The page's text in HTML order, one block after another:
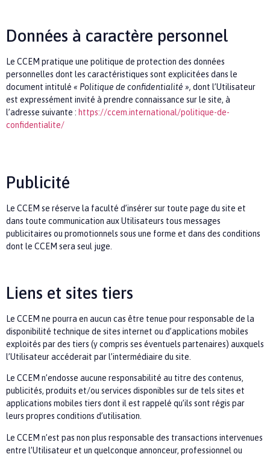
Données à caractère personnel
Le CCEM pratique une politique de protection des données
personnelles dont les caractéristiques sont explicitées dans le
document intitulé « Politique de confidentialité », dont l’Utilisateur
est expressément invité à prendre connaissance sur le site, à
l’adresse suivante : https://ccem.international/politique-de-
confidentialite/
Publicité
Le CCEM se réserve la faculté d’insérer sur toute page du site et
dans toute communication aux Utilisateurs tous messages
publicitaires ou promotionnels sous une forme et dans des conditions
dont le CCEM sera seul juge.
Liens et sites tiers
Le CCEM ne pourra en aucun cas être tenue pour responsable de la
disponibilité technique de sites internet ou d’applications mobiles
exploités par des tiers (y compris ses éventuels partenaires) auxquels
l’Utilisateur accéderait par l’intermédiaire du site.
Le CCEM n’endosse aucune responsabilité au titre des contenus,
publicités, produits et/ou services disponibles sur de tels sites et
applications mobiles tiers dont il est rappelé qu’ils sont régis par
leurs propres conditions d’utilisation.
Le CCEM n’est pas non plus responsable des transactions intervenues
entre l’Utilisateur et un quelconque annonceur, professionnel ou